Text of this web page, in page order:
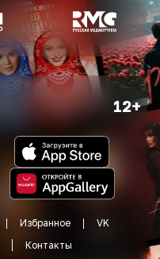
12+
Избранное
VK
Контакты